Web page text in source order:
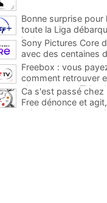
Bonne surprise pour
toute la Liga
inclus
Sony Pictures Core
avec des centaines
Freebox : vous
comment retrouver
abonnements TV
Ca s'est passé chez
Free dénonce et
le bout de son nez